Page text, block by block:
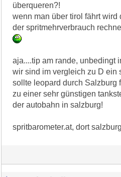
überqueren?!
wenn man über tirol fährt wird
der spritmehrverbrauch
aja....tip am rande, unbedingt
wir sind im vergleich zu D ein
sollte leopard durch Salzburg
zu einer sehr günstigen
der autobahn in salzburg!
spritbarometer.at, dort